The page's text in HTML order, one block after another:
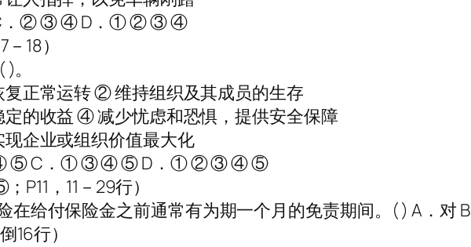
．② ③ ④ D．① ② ③ ④
18）
。
正常运转 ② 维持组织及其成员的生存
的收益 ④ 减少忧虑和恐惧，提供安全保障
企业或组织价值最大化
⑤ C．① ③ ④ ⑤ D．① ② ③ ④ ⑤
，11－29行）
在给付保险金之前通常有为期一个月的免责期间。( ) A．对
16行）